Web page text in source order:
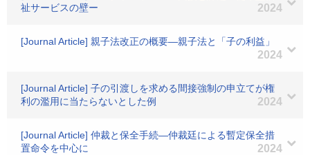
祉サービスの壁ー
2024
[Journal Article] 親子法改正の概要―親子法と「子の利益」
2024
[Journal Article] 子の引渡しを求める間接強制の申立てが権
利の濫用に当たらないとした例
2024
[Journal Article] 仲裁と保全手続―仲裁廷による暫定保全措
置命令を中心に
2024